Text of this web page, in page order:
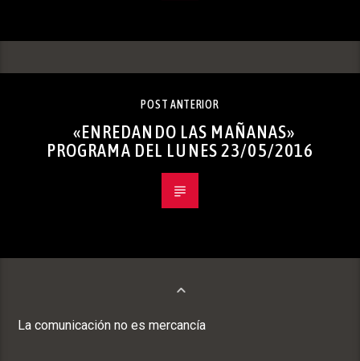
POST ANTERIOR
«ENREDANDO LAS MAÑANAS»
PROGRAMA DEL LUNES 23/05/2016
La comunicación no es mercancía